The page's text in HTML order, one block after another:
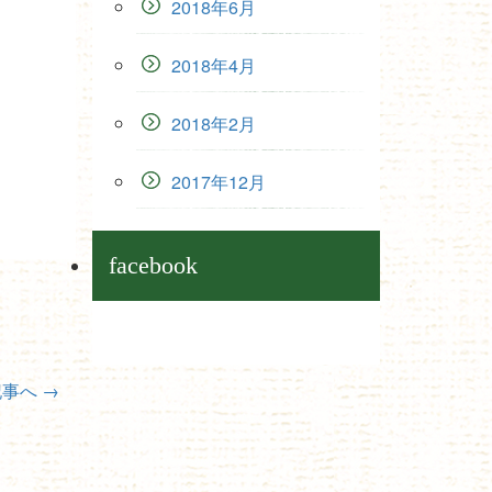
2018年6月
2018年4月
2018年2月
2017年12月
facebook
へ →